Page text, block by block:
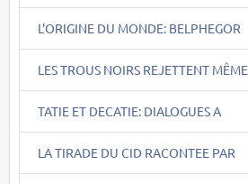
L'ORIGINE DU MONDE: BELPHEGOR
LES TROUS NOIRS REJETTENT MÊME
TATIE ET DECATIE: DIALOGUES A
LA TIRADE DU CID RACONTEE PAR